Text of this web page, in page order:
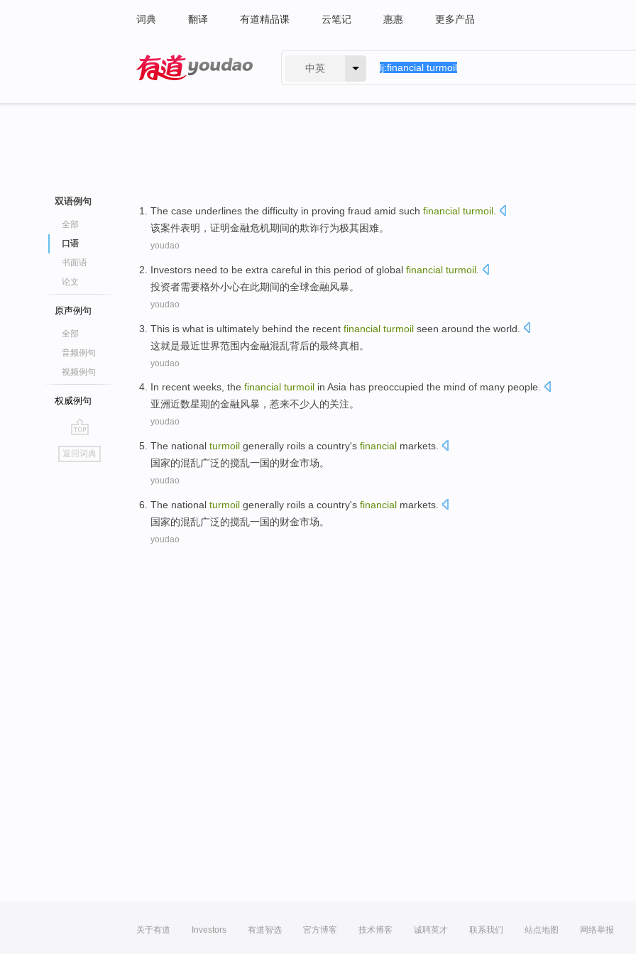
词典 翻译 有道精品课 云笔记 惠惠 更多产品
中英
双语例句
全部
口语
书面语
论文
原声例句
全部
音频例句
视频例句
权威例句
go
top
返回词典
The case underlines the difficulty in proving fraud amid such financial turmoil
该案件表明， 证明金融危机期间的欺诈行为极其困难。
youdao
Investors need to be extra careful in this period of global financial turmoil
投资者需要格外小心在此期间的全球金融风暴。
youdao
This is what is ultimately behind the recent financial turmoil seen around the world
这就是最近世界范围内金融混乱背后的最终真相。
youdao
In recent weeks, the financial turmoil in Asia has preoccupied the mind of many people.
亚洲近数星期的金融风暴 ，惹来不少人的关注。
youdao
The national turmoil generally roils a country's financial markets
国家的混乱广泛的搅乱一国的财金市场。
youdao
The national turmoil generally roils a country's financial markets
国家的混乱广泛的搅乱一国的财金市场。
youdao
关于有道 Investors 有道智选 官方博客 技术博客 诚聘英才 联系我们 站点地图 网络举报